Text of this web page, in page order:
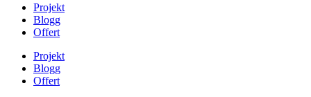
Projekt
Blogg
Offert
Projekt
Blogg
Offert